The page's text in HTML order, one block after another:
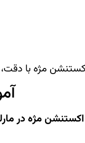
مژه با
مژه در